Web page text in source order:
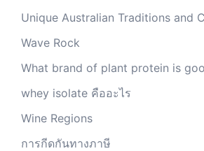
Unique Australian Traditions and
Wave Rock
What brand of plant protein is
whey isolate คืออะไร
Wine Regions
การกีดกันทางภาษี